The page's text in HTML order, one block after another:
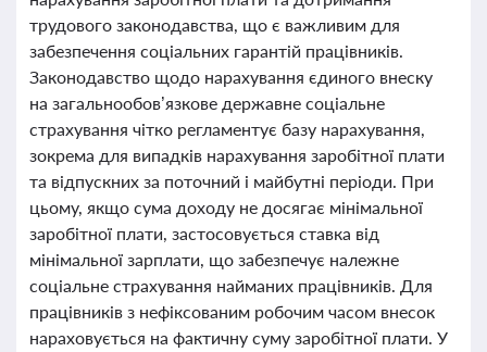
трудового законодавства, що є важливим для
забезпечення соціальних гарантій працівників.
Законодавство щодо нарахування єдиного внеску
на загальнообов’язкове державне соціальне
страхування чітко регламентує базу нарахування,
зокрема для випадків нарахування заробітної плати
та відпускних за поточний і майбутні періоди. При
цьому, якщо сума доходу не досягає мінімальної
заробітної плати, застосовується ставка від
мінімальної зарплати, що забезпечує належне
соціальне страхування найманих працівників. Для
працівників з нефіксованим робочим часом внесок
нараховується на фактичну суму заробітної плати. У